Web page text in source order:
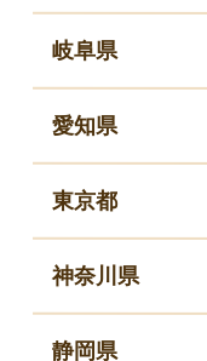
岐阜県
愛知県
東京都
神奈川県
静岡県